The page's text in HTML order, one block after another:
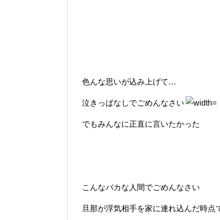
色んな思いが込み上げて…
泣きっぱなしでごめんなさい
でもみんなに正直に言いたかった
こんなバカな人間でごめんなさい
旦那が浮気相手を家に連れ込んだ時点